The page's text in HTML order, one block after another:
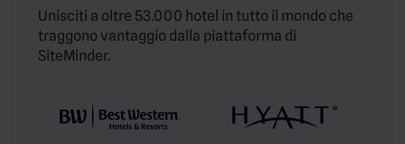
Unisciti a oltre 53.000 hotel in tutto il mondo che
traggono vantaggio dalla piattaforma di
SiteMinder.